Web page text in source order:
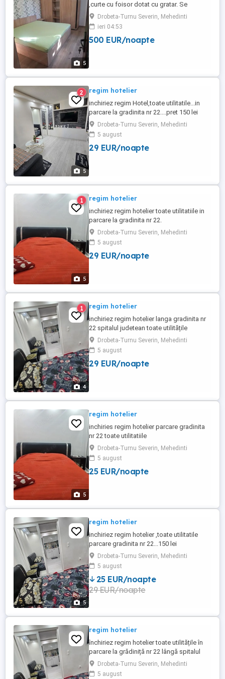
5
,curte cu foisor dotat cu gratar. Se
inchiriaza si la firme
Drobeta-Turnu Severin, Mehedinti
ieri 04:53
500 EUR/noapte
5
2 regim hotelier
inchiriez regim Hotel,toate utilitatile...in
parcare la gradinita nr 22....pret 150 lei
Drobeta-Turnu Severin, Mehedinti
5 august
29 EUR/noapte
5
1 regim hotelier
inchiriez regim hotelier toate utilitatiile in
parcare la gradinita nr 22.
Drobeta-Turnu Severin, Mehedinti
5 august
29 EUR/noapte
4
1 regim hotelier
inchiriez regim hotelier langa gradinita nr
22 spitalul judetean toate utilitățile
Drobeta-Turnu Severin, Mehedinti
5 august
29 EUR/noapte
5
regim hotelier
inchiries regim hotelier parcare gradinita
nr 22 toate utilitatiile
Drobeta-Turnu Severin, Mehedinti
5 august
25 EUR/noapte
5
regim hotelier
inchiriez regim hotelier ,toate utilitatile
parcare gradinita nr 22...150 lei
Drobeta-Turnu Severin, Mehedinti
5 august
25 EUR/noapte
29 EUR/noapte
regim hotelier
închiriez regim hotelier toate utilitățile în
parcare la grădiniță nr 22 lângă spitalul
județean stai mai mult prețul este de 130
lei
Drobeta-Turnu Severin, Mehedinti
5 august